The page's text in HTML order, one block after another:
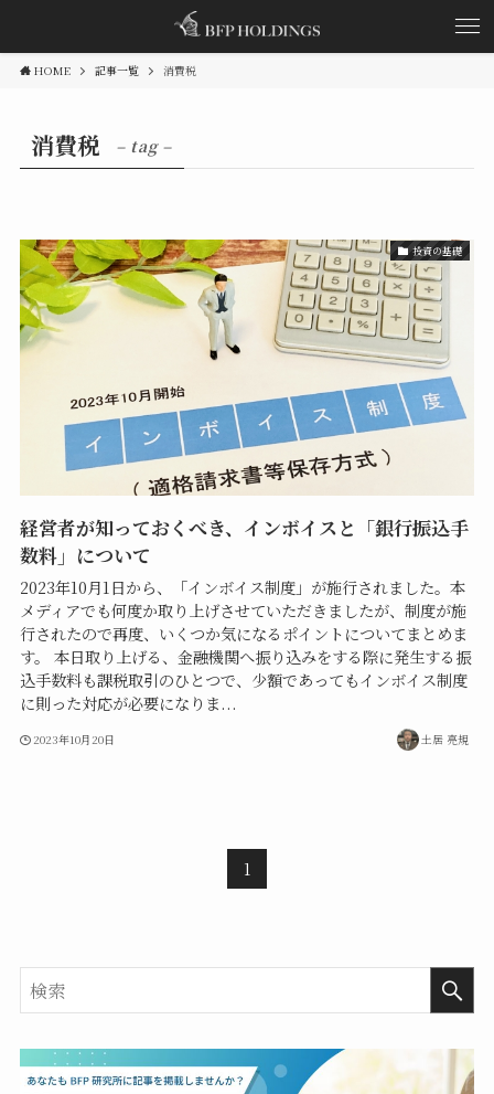
HOME 記事一覧 消費税
消費税 – tag –
投資の基礎
経営者が知っておくべき、インボイスと「銀行振込手
数料」について
2023年10月1日から、「インボイス制度」が施行されました。本
メディアでも何度か取り上げさせていただきましたが、制度が施
行されたので再度、いくつか気になるポイントについてまとめま
す。 本日取り上げる、金融機関へ振り込みをする際に発生する振
込手数料も課税取引のひとつで、少額であってもインボイス制度
に則った対応が必要になりま...
2023年10月20日 土居 亮規
1